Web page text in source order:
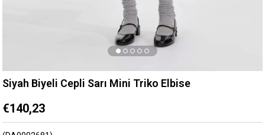
Siyah Biyeli Cepli Sarı Mini Triko Elbise
€140,23